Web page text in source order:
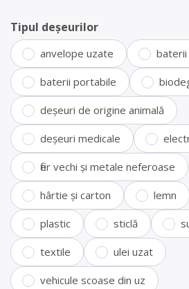
Tipul deșeurilor
anvelope uzate baterii
baterii portabile
deșeuri de origine animală
deșeuri medicale
fier vechi și metale neferoase
hârtie și carton lemn
plastic sticlă
textile ulei uzat
vehicule scoase din uz